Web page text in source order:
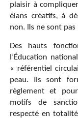
plaisir à
élans créatifs, à
non. Ils ne sont
Des hauts
l’Éducation
« référentiel
peau. Ils sont
règlement et
motifs de
respecté en